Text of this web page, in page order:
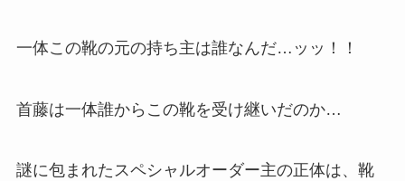
一体この靴の元の持ち主は誰なんだ…ッッ！！
首藤は一体誰からこの靴を受け継いだのか…
謎に包まれたスペシャルオーダー主の正体は、靴